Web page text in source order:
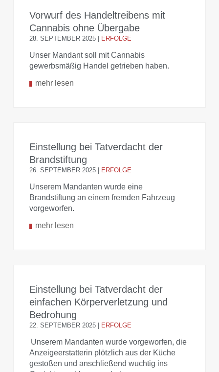
Vorwurf des Handeltreibens mit
Cannabis ohne Übergabe
28. SEPTEMBER 2025 | ERFOLGE
Unser Mandant soll mit Cannabis
gewerbsmäßig Handel getrieben haben.
mehr lesen
Einstellung bei Tatverdacht der
Brandstiftung
26. SEPTEMBER 2025 ERFOLGE
Unserem Mandanten wurde eine
Brandstiftung an einem fremden Fahrzeug
vorgeworfen.
mehr lesen
Einstellung bei Tatverdacht der
einfachen Körperverletzung und
Bedrohung
22. SEPTEMBER 2025 ERFOLGE
Unserem Mandanten wurde vorgeworfen, die
Anzeigeerstatterin plötzlich aus der Küche
gestoßen und anschließend wuchtig ins